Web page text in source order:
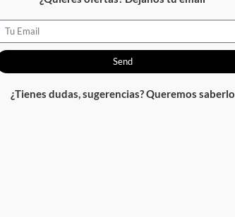
Email
Send
¿Tienes dudas, sugerencias? Queremos saberlo